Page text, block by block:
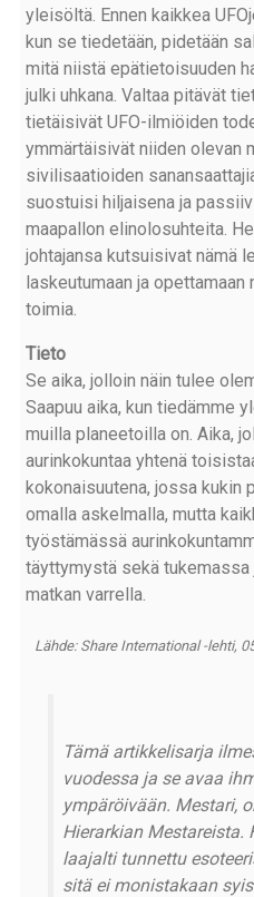
yleisöltä. Ennen kaikkea
kun se tiedetään, pidetään
mitä niistä epätietoisuuden
julki uhkana. Valtaa pitävät
tietäisivät UFO-ilmiöiden
ymmärtäisivät niiden olevan
sivilisaatioiden
suostuisi hiljaisena ja
maapallon elinolosuhteita.
johtajansa kutsuisivat nämä
laskeutumaan ja opettamaan
toimia.
Tieto
Se aika, jolloin näin tulee
Saapuu aika, kun tiedämme
muilla planeetoilla on. Aika,
aurinkokuntaa yhtenä
kokonaisuutena, jossa kukin
omalla askelmalla, mutta
työstämässä
täyttymystä sekä tukemassa
matkan varrella.
Lähde: Share International -lehti,
Tämä artikkelisarja
vuodessa ja se avaa
ympäröivään. Mestari,
Hierarkian Mestareista.
laajalti tunnettu
sitä ei monistakaan